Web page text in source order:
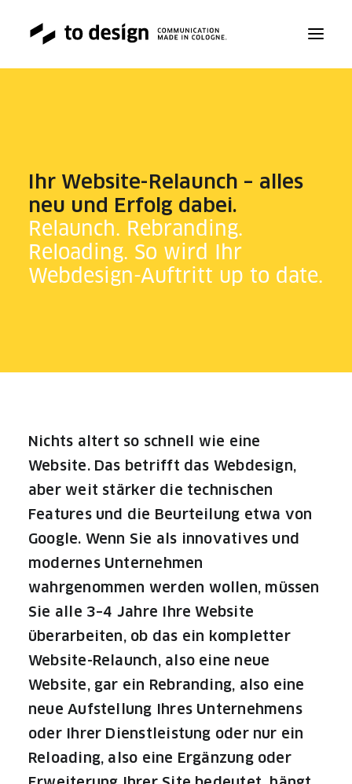
SERVICE
WORK
TALK
Ihr Website-Relaunch – alles
neu und Erfolg dabei.
Relaunch. Rebranding.
Reloading. So wird Ihr
Webdesign-Auftritt up to date.
Nichts altert so schnell wie eine
Website. Das betrifft das Webdesign,
aber weit stärker die technischen
Features und die Beurteilung etwa von
Google. Wenn Sie als innovatives und
modernes Unternehmen
wahrgenommen werden wollen, müssen
Sie alle 3–4 Jahre Ihre Website
überarbeiten, ob das ein kompletter
Website-Relaunch, also eine neue
Website, gar ein Rebranding, also eine
neue Aufstellung Ihres Unternehmens
oder Ihrer Dienstleistung oder nur ein
Reloading, also eine Ergänzung oder